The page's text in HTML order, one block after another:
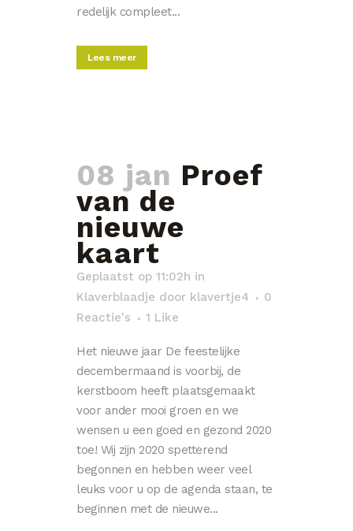
redelijk compleet...
Lees meer
08 jan Proef
van de
nieuwe
kaart
Geplaatst op 11:02h in
Klaverblaadje door klavertje4
0
Reactie's
1 Like
Het nieuwe jaar De feestelijke
decembermaand is voorbij, de
kerstboom heeft plaatsgemaakt
voor ander mooi groen en we
wensen u een goed en gezond 2020
toe! Wij zijn 2020 spetterend
begonnen en hebben weer veel
leuks voor u op de agenda staan, te
beginnen met de nieuwe...